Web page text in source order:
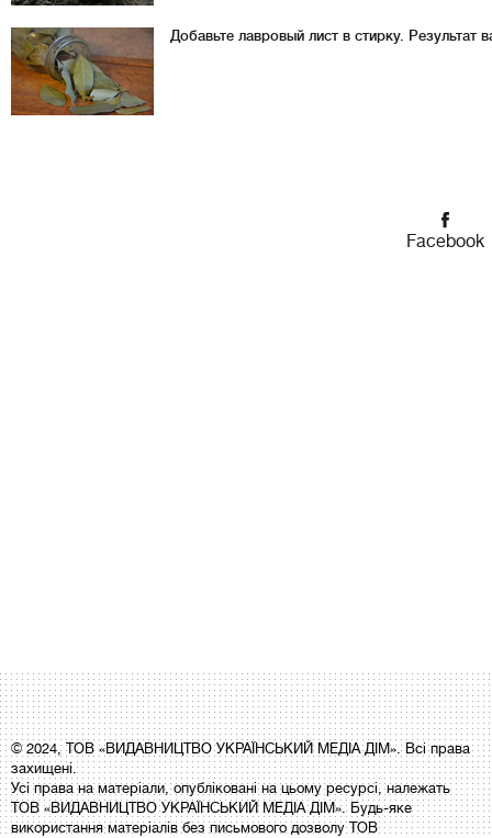
Добавьте лавровый лист в стирку. Результат
Facebook
© 2024, ТОВ «ВИДАВНИЦТВО УКРАЇНСЬКИЙ МЕДІА ДІМ». Всі права
захищені.
Усі права на матеріали, опубліковані на цьому ресурсі, належать
ТОВ «ВИДАВНИЦТВО УКРАЇНСЬКИЙ МЕДІА ДІМ». Будь-яке
використання матеріалів без письмового дозволу ТОВ